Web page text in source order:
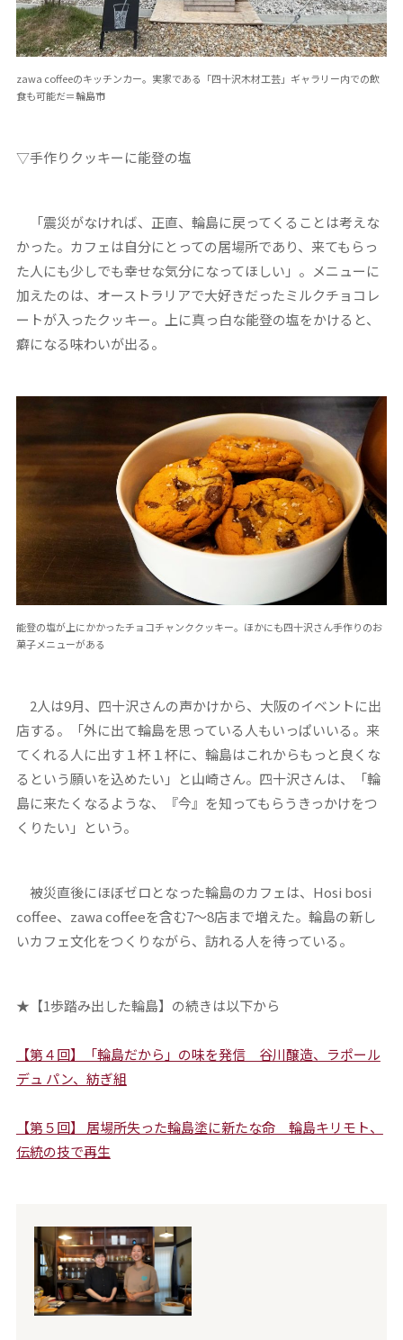
zawa coffeeのキッチンカー。実家である「四十沢木材工芸」ギャラリー内での飲
食も可能だ＝輪島市
▽手作りクッキーに能登の塩
「震災がなければ、正直、輪島に戻ってくることは考えな
かった。カフェは自分にとっての居場所であり、来てもらっ
た人にも少しでも幸せな気分になってほしい」。メニューに
加えたのは、オーストラリアで大好きだったミルクチョコレ
ートが入ったクッキー。上に真っ白な能登の塩をかけると、
癖になる味わいが出る。
能登の塩が上にかかったチョコチャンククッキー。ほかにも四十沢さん手作りのお
菓子メニューがある
2人は9月、四十沢さんの声かけから、大阪のイベントに出
店する。「外に出て輪島を思っている人もいっぱいいる。来
てくれる人に出す１杯１杯に、輪島はこれからもっと良くな
るという願いを込めたい」と山崎さん。四十沢さんは、「輪
島に来たくなるような、『今』を知ってもらうきっかけをつ
くりたい」という。
被災直後にほぼゼロとなった輪島のカフェは、Hosi bosi
coffee、zawa coffeeを含む7～8店まで増えた。輪島の新し
いカフェ文化をつくりながら、訪れる人を待っている。
★【1歩踏み出した輪島】の続きは以下から
【第４回】「輪島だから」の味を発信 谷川醸造、ラポール
デュ パン、紡ぎ組
【第５回】 居場所失った輪島塗に新たな命 輪島キリモト、
伝統の技で再生